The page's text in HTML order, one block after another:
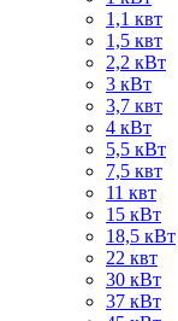
1,1 квт
1,5 квт
2,2 кВт
3 кВт
3,7 квт
4 кВт
5,5 кВт
7,5 квт
11 квт
15 кВт
18,5 кВт
22 квт
30 кВт
37 кВт